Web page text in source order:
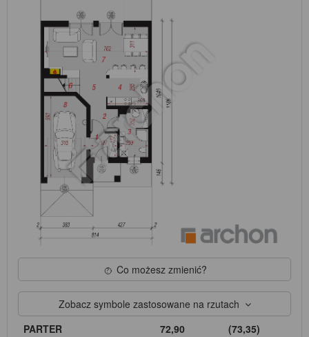
Co możesz zmienić?
Zobacz symbole zastosowane na rzutach
PARTER
72,90
(73,35)